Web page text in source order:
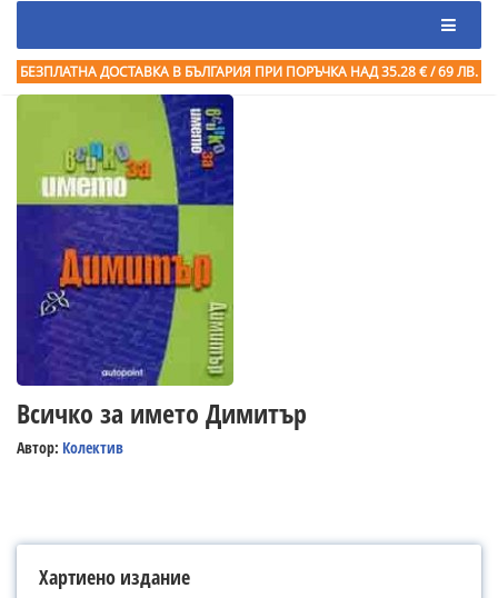
БЕЗПЛАТНА ДОСТАВКА В БЪЛГАРИЯ ПРИ ПОРЪЧКА НАД 35.28 € / 69 ЛВ.
Всичко за името Димитър
Автор: Колектив
Хартиено издание